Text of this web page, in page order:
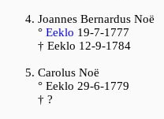
Joannes Bernardus Noë
° Eeklo 19-7-1777
† Eeklo 12-9-1784
Carolus Noë
° Eeklo 29-6-1779
† ?